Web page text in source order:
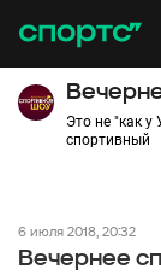
Это не "как
спортивный
6 июля 2018, 20:32
Вечернее